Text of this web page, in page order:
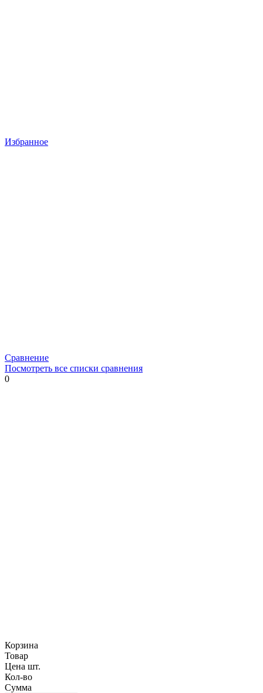
Избранное
Сравнение
Посмотреть все списки сравнения
0
Корзина
Товар
Цена шт.
Кол-во
Сумма